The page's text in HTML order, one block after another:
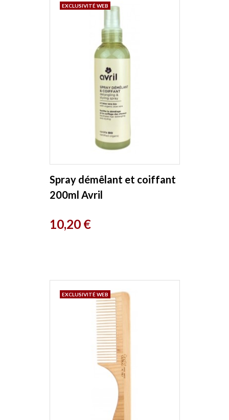
Spray démêlant et coiffant
200ml Avril
Prix
10,20 €
EXCLUSIVITÉ WEB
EXCLUSIVITÉ WEB